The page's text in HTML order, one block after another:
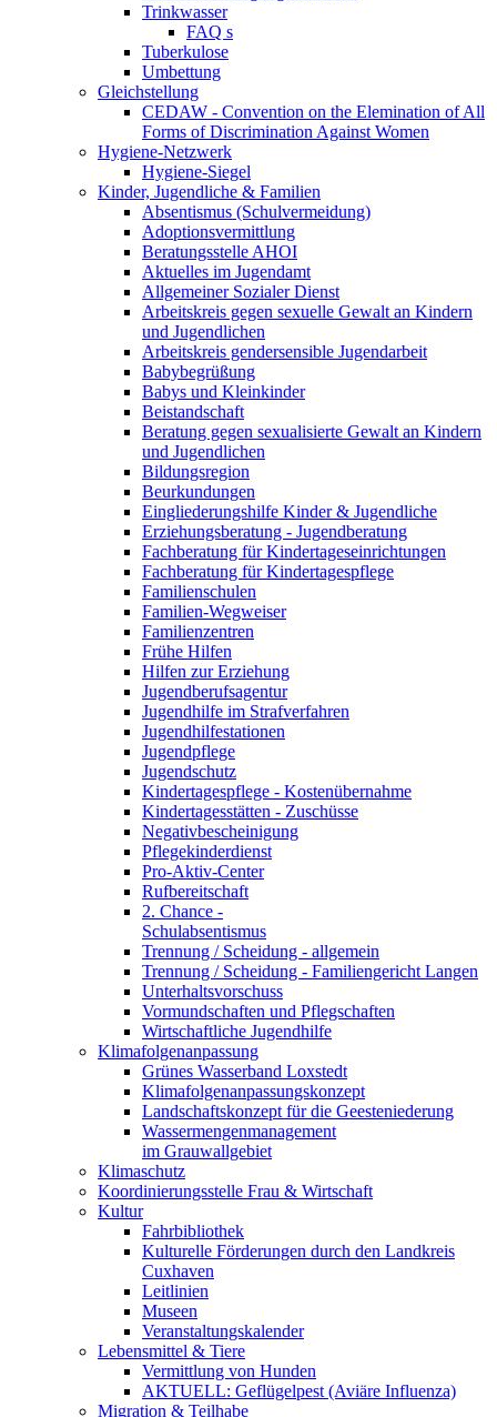
Trinkwasser
FAQ s
Tuberkulose
Umbettung
Gleichstellung
CEDAW - Convention on the Elemination of All
Forms of Discrimination Against Women
Hygiene-Netzwerk
Hygiene-Siegel
Kinder, Jugendliche & Familien
Absentismus (Schulvermeidung)
Adoptionsvermittlung
Beratungsstelle AHOI
Aktuelles im Jugendamt
Allgemeiner Sozialer Dienst
Arbeitskreis gegen sexuelle Gewalt an Kindern
und Jugendlichen
Arbeitskreis gendersensible Jugendarbeit
Babybegrüßung
Babys und Kleinkinder
Beistandschaft
Beratung gegen sexualisierte Gewalt an Kindern
und Jugendlichen
Bildungsregion
Beurkundungen
Eingliederungshilfe Kinder & Jugendliche
Erziehungsberatung - Jugendberatung
Fachberatung für Kindertageseinrichtungen
Fachberatung für Kindertagespflege
Familienschulen
Familien-Wegweiser
Familienzentren
Frühe Hilfen
Hilfen zur Erziehung
Jugendberufsagentur
Jugendhilfe im Strafverfahren
Jugendhilfestationen
Jugendpflege
Jugendschutz
Kindertagespflege - Kostenübernahme
Kindertagesstätten - Zuschüsse
Negativbescheinigung
Pflegekinderdienst
Pro-Aktiv-Center
Rufbereitschaft
2. Chance -
Schulabsentismus
Trennung / Scheidung - allgemein
Trennung / Scheidung - Familiengericht Langen
Unterhaltsvorschuss
Vormundschaften und Pflegschaften
Wirtschaftliche Jugendhilfe
Klimafolgenanpassung
Grünes Wasserband Loxstedt
Klimafolgenanpassungskonzept
Landschaftskonzept für die Geesteniederung
Wassermengenmanagement
im Grauwallgebiet
Klimaschutz
Koordinierungsstelle Frau & Wirtschaft
Kultur
Fahrbibliothek
Kulturelle Förderungen durch den Landkreis
Cuxhaven
Leitlinien
Museen
Veranstaltungskalender
Lebensmittel & Tiere
Vermittlung von Hunden
AKTUELL: Geflügelpest (Aviäre Influenza)
Migration & Teilhabe